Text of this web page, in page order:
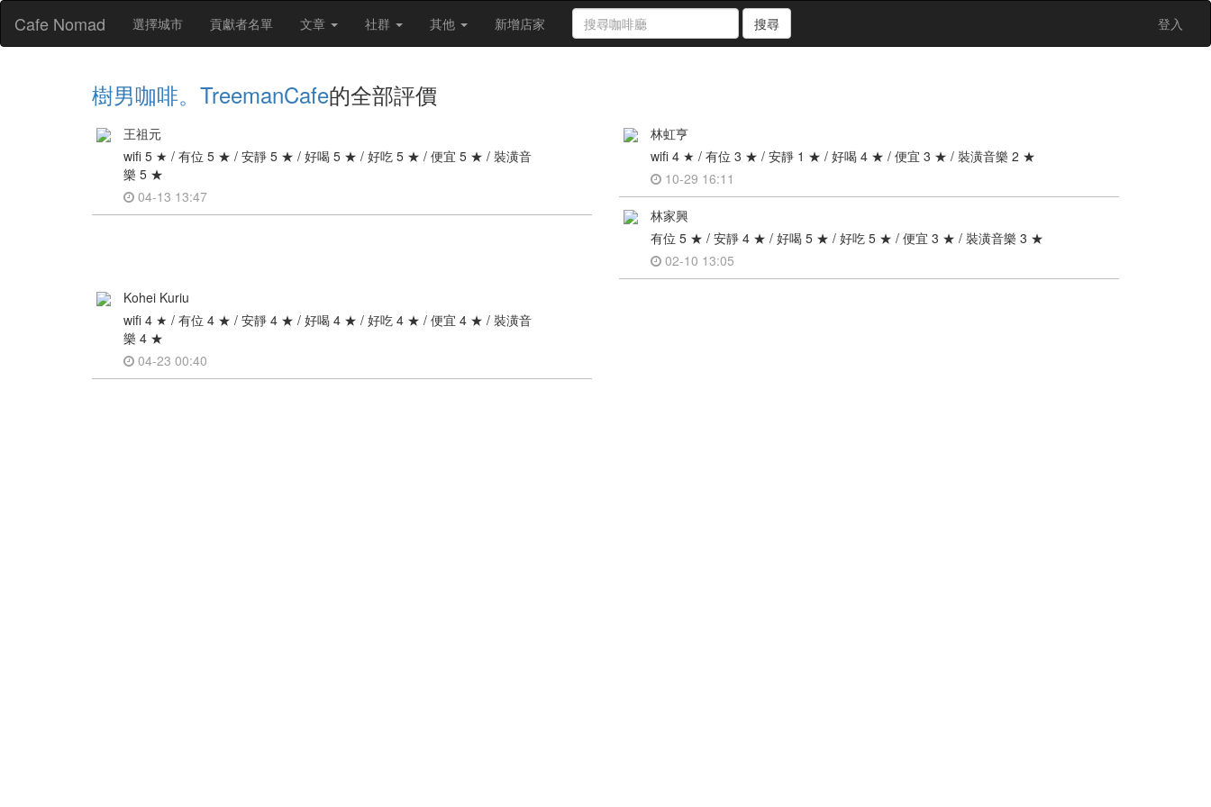
Cafe Nomad 選擇城市 貢獻者名單 文章 社群 其他 新增店家 搜尋 登入
樹男咖啡。TreemanCafe的全部評價
王祖元
wifi 5 ★ / 有位 5 ★ / 安靜 5 ★ / 好喝 5 ★ / 好吃 5 ★ / 便宜 5 ★ / 裝潢音
樂 5 ★
04-13 13:47
林虹亨
wifi 4 ★ / 有位 3 ★ / 安靜 1 ★ / 好喝 4 ★ / 便宜 3 ★ / 裝潢音樂 2 ★
10-29 16:11
林家興
有位 5 ★ / 安靜 4 ★ / 好喝 5 ★ / 好吃 5 ★ / 便宜 3 ★ / 裝潢音樂 3 ★
02-10 13:05
Kohei Kuriu
wifi 4 ★ / 有位 4 ★ / 安靜 4 ★ / 好喝 4 ★ / 好吃 4 ★ / 便宜 4 ★ / 裝潢音
樂 4 ★
04-23 00:40